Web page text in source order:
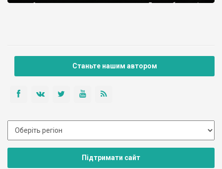
та займалися вирощуванням шовкопряду. Були побудовані
Станьте нашим автором
Підтримати сайт